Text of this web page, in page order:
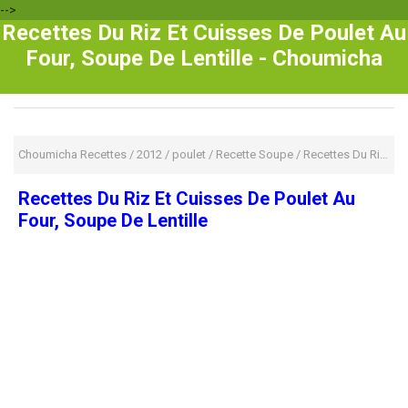
-->
Recettes Du Riz Et Cuisses De Poulet Au
Four, Soupe De Lentille - Choumicha
Choumicha Recettes / 2012 / poulet / Recette Soupe / Recettes Du Riz Et Cuisses De Poulet Au Four, Soupe De Lentille
Recettes Du Riz Et Cuisses De Poulet Au
Four, Soupe De Lentille